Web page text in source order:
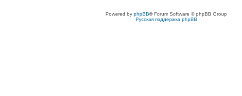
Powered by phpBB® Forum Software © phpBB Group
Русская поддержка phpBB